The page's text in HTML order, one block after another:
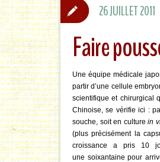
Faire
Une équipe médicale
partir d’une cellule
scientifique et chirurgical
Chinoise, se vérifie ici :
souche, soit en culturein
(plus précisément la
croissance a pris 10
une soixantaine pour
26 JUILLET 2011